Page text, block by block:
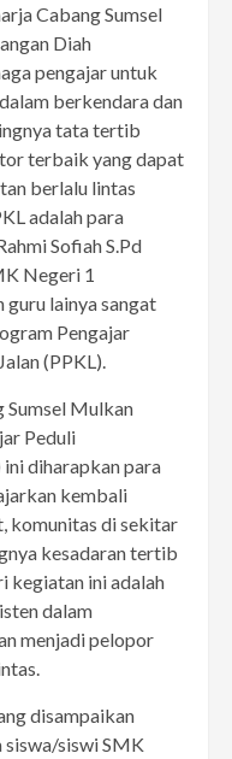
Cabang Sumsel
Diah
pengajar untuk
berkendara dan
tata tertib
terbaik yang dapat
berlalu lintas
adalah para
Sofiah S.Pd
Negeri 1
guru lainya sangat
Pengajar
(PPKL).
Sumsel Mulkan
Peduli
ini diharapkan para
kembali
komunitas di sekitar
kesadaran tertib
kegiatan ini adalah
dalam
menjadi pelopor
disampaikan
siswa/siswi SMK